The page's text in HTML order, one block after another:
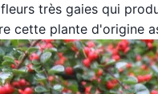
très gaies qui
cette plante d'origine